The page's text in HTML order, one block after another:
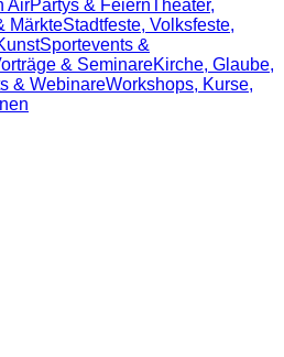
AirPartys & FeiernTheater,
MärkteStadtfeste, Volksfeste,
Sportevents &
& SeminareKirche, Glaube,
& WebinareWorkshops, Kurse,